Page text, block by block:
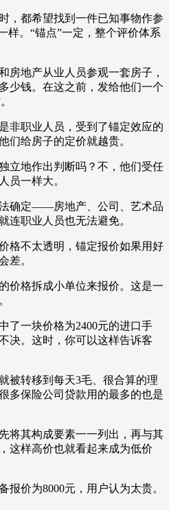
，都希望找到一件已知事物作参
样。“锚点”一定，整个评价体系
房地产从业人员参观一套房子，
少钱。在这之前，发给他们一个
非职业人员，受到了锚定效应的
们给房子的定价就越贵。
立地作出判断吗？不，他们受任
员一样大。
确定——房地产、公司、艺术品
职业人员也无法避免。
格不太透明，锚定报价如果用好
差。
价格拆成小单位来报价。这是一
了一块价格为2400元的进口手
决。这时，你可以这样告诉客
被转移到每天3毛、很合算的理
多保险公司贷款用的最多的也是
将其构成要素一一列出，再与其
这样高价也就看起来成为低价
报价为8000元，用户认为太贵。